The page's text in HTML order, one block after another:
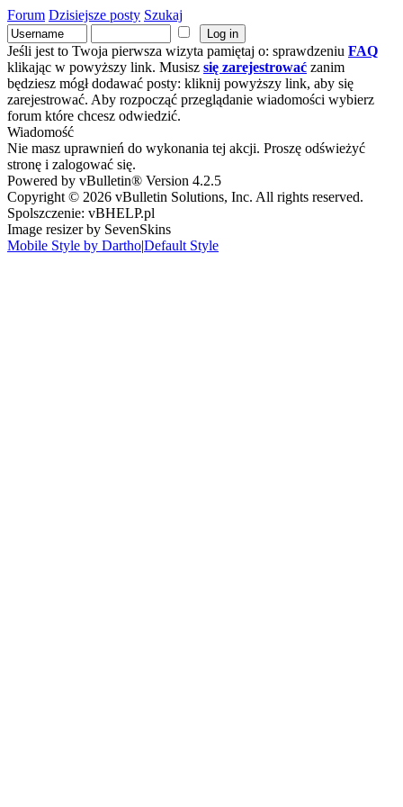
Forum Dzisiejsze posty Szukaj
Jeśli jest to Twoja pierwsza wizyta pamiętaj o: sprawdzeniu FAQ
klikając w powyższy link. Musisz się zarejestrować zanim
będziesz mógł dodawać posty: kliknij powyższy link, aby się
zarejestrować. Aby rozpocząć przeglądanie wiadomości wybierz
forum które chcesz odwiedzić.
Wiadomość
Nie masz uprawnień do wykonania tej akcji. Proszę odświeżyć
stronę i zalogować się.
Powered by vBulletin® Version 4.2.5
Copyright © 2026 vBulletin Solutions, Inc. All rights reserved.
Spolszczenie: vBHELP.pl
Image resizer by SevenSkins
Mobile Style by Dartho|Default Style